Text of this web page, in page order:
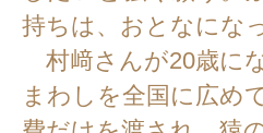
持ちは、おとなにな
村﨑さんが20歳に
まわしを全国に広め